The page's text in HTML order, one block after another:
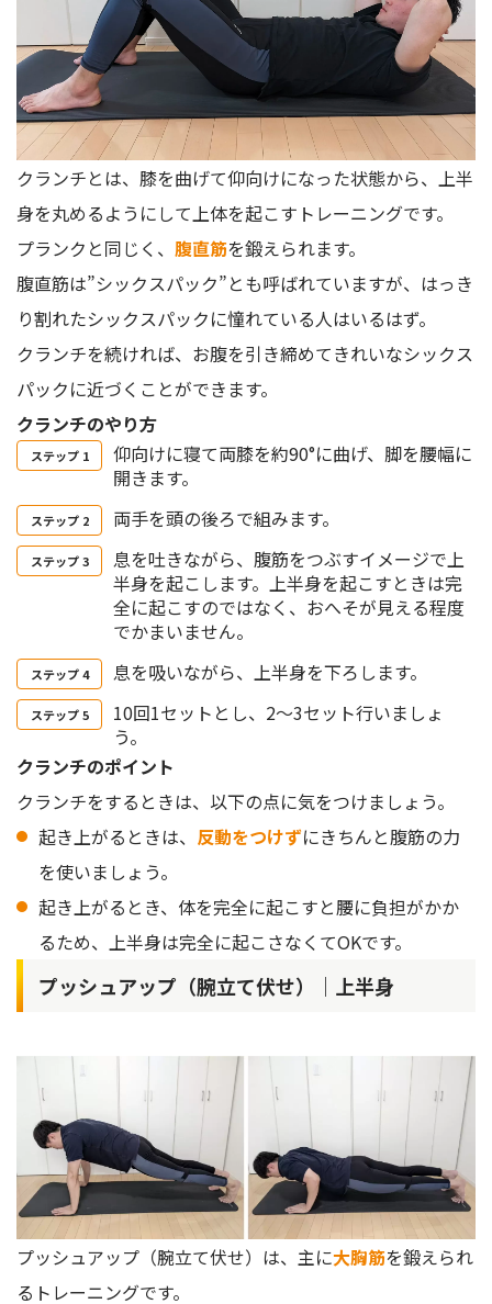
クランチとは、膝を曲げて仰向けになった状態から、上半
身を丸めるようにして上体を起こすトレーニングです。
プランクと同じく、 腹直筋を鍛えられます。
腹直筋は”シックスパック”とも呼ばれていますが、はっき
り割れたシックスパックに憧れている人はいるはず。
クランチを続ければ、お腹を引き締めてきれいなシックス
パックに近づくことができます。
クランチのやり方
仰向けに寝て両膝を約90°に曲げ、脚を腰幅に
開きます。
両手を頭の後ろで組みます。
息を吐きながら、腹筋をつぶすイメージで上
半身を起こします。上半身を起こすときは完
全に起こすのではなく、おへそが見える程度
でかまいません。
息を吸いながら、上半身を下ろします。
10回1セットとし、2〜3セット行いましょ
う。
クランチのポイント
クランチをするときは、以下の点に気をつけましょう。
起き上がるときは、 反動をつけずにきちんと腹筋の力
を使いましょう。
起き上がるとき、体を完全に起こすと腰に負担がかか
るため、上半身は完全に起こさなくてOKです。
プッシュアップ（腕立て伏せ）｜上半身
プッシュアップ（腕立て伏せ）は、主に大胸筋を鍛えられ
るトレーニングです。